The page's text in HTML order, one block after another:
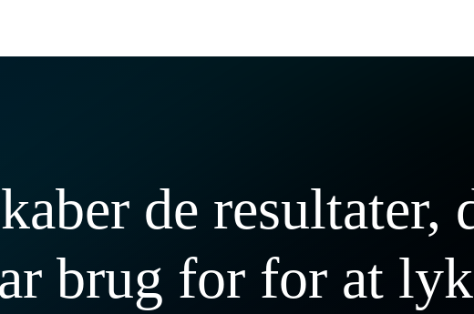
de resultater,
brug for for at